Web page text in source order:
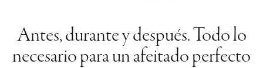
Antes, durante y después. Todo lo
necesario para un afeitado perfecto